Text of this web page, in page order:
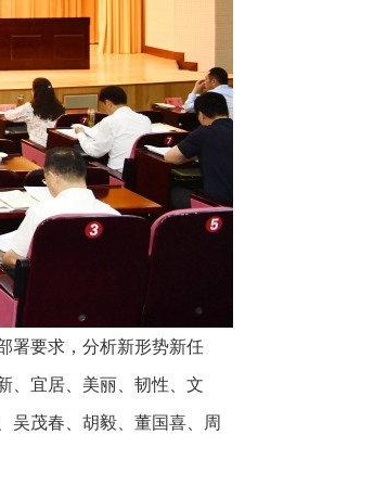
署要求，分析新形势新任
、宜居、美丽、韧性、文
吴茂春、胡毅、董国喜、周